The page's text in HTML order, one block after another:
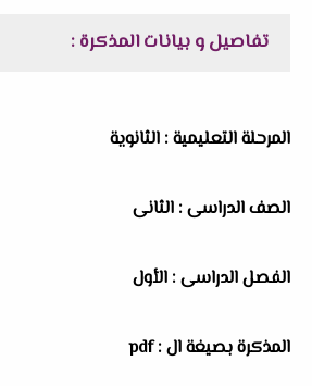
تفاصيل و بيانات المذكرة :
المرحلة التعليمية : الثانوية
الصف الدراسى : الثانى
الفصل الدراسى : الأول
المذكرة بصيغة ال : pdf